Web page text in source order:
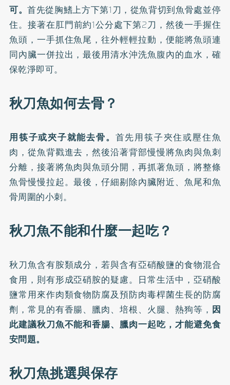
可。首先從胸鰭上方下第1刀，從魚背切到魚骨處並停
住。接著在肛門前約1公分處下第2刀，然後一手握住
魚頭，一手抓住魚尾，往外輕輕拉動，便能將魚頭連
同內臟一併拉出，最後用清水沖洗魚腹內的血水，確
保乾淨即可。
秋刀魚如何去骨？
用筷子或夾子就能去骨。 首先用筷子夾住或壓住魚
肉，從魚背戳進去，然後沿著背部慢慢將魚肉與魚刺
分離，接著將魚肉與魚頭分開，再抓著魚頭，將整條
魚骨慢慢拉起。最後，仔細剔除內臟附近、魚尾和魚
骨周圍的小刺。
秋刀魚不能和什麼一起吃？
秋刀魚含有胺類成分，若與含有亞硝酸鹽的食物混合
食用，則有形成亞硝胺的疑慮。日常生活中，亞硝酸
鹽常用來作肉類食物防腐及預防肉毒桿菌生長的防腐
劑，常見的有香腸、臘肉、培根、火腿、熱狗等， 因
此建議秋刀魚不能和香腸、臘肉一起吃，才能避免食
安問題。
秋刀魚挑選與保存